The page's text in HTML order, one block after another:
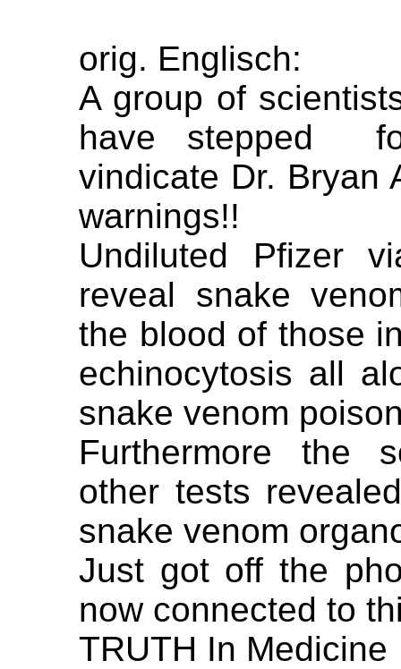
orig. Englisch:
A group of
have stepped
vindicate Dr. Bryan
warnings!!
Undiluted Pfizer
reveal snake
the blood of those
echinocytosis all
snake venom
Furthermore the
other tests
snake venom
Just got off the
now connected to
TRUTH In Medicine